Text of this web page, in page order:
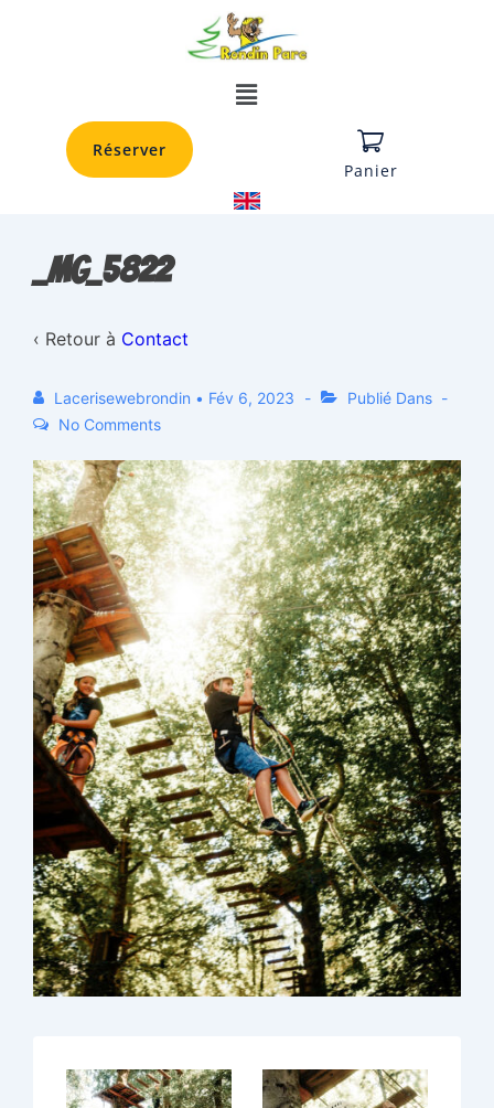
Réserver
Panier
_MG_5822
‹ Retour à Contact
Lacerisewebrondin • Fév 6, 2023
Publié Dans
No Comments